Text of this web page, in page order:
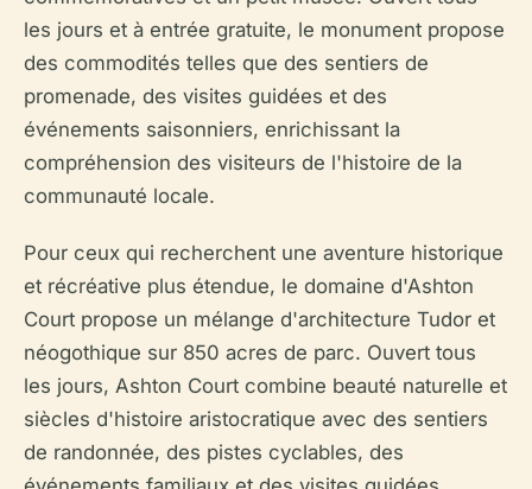
les jours et à entrée gratuite, le monument propose
des commodités telles que des sentiers de
promenade, des visites guidées et des
événements saisonniers, enrichissant la
compréhension des visiteurs de l'histoire de la
communauté locale.
Pour ceux qui recherchent une aventure historique
et récréative plus étendue, le domaine d'Ashton
Court propose un mélange d'architecture Tudor et
néogothique sur 850 acres de parc. Ouvert tous
les jours, Ashton Court combine beauté naturelle et
siècles d'histoire aristocratique avec des sentiers
de randonnée, des pistes cyclables, des